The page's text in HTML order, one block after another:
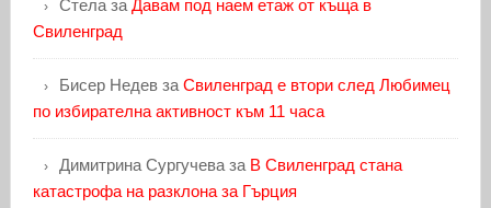
Стелаза Давам под наем етаж от къща в
Свиленград
Бисер Недевза Свиленград е втори след Любимец
по избирателна активност към 11 часа
Димитрина Сургучеваза В Свиленград стана
катастрофа на разклона за Гърция